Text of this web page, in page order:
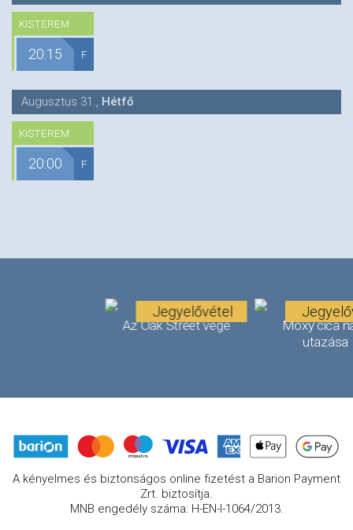
KISTEREM
20:15 F
Augusztus 31. Hétfő
KISTEREM
20:00 F
Az Oak Street vége
Jegyelővétel
Moxy cica
utazása
A kényelmes és biztonságos online fizetést a Barion Payment
Zrt. biztosítja.
MNB engedély száma: H-EN-I-1064/2013.